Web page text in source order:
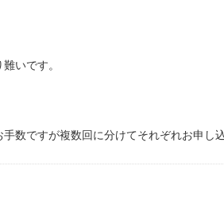
いです。
数ですが複数回に分けてそれぞれお申し